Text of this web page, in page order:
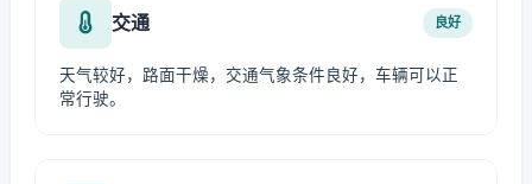
交通 良好
天气较好，路面干燥，交通气象条件良好，车辆可以正
常行驶。